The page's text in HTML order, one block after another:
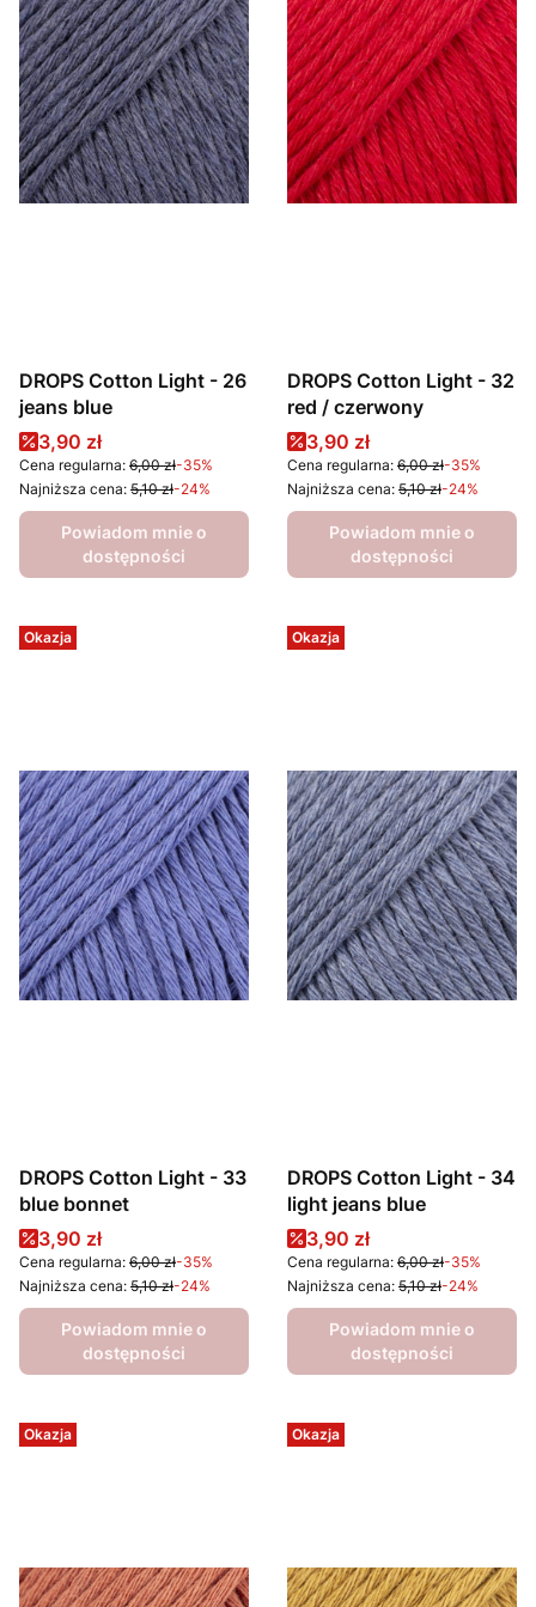
DROPS Cotton Light - 26
jeans blue
Cena promocyjna
3,90 zł
Cena regularna: 6,00 zł-35%
Najniższa cena: 5,10 zł-24%
Powiadom mnie o
dostępności
DROPS Cotton Light - 32
red / czerwony
Cena promocyjna
3,90 zł
Cena regularna: 6,00 zł-35%
Najniższa cena: 5,10 zł-24%
Powiadom mnie o
dostępności
Okazja
DROPS Cotton Light - 33
blue bonnet
Cena promocyjna
3,90 zł
Cena regularna: 6,00 zł-35%
Najniższa cena: 5,10 zł-24%
Powiadom mnie o
dostępności
Okazja
DROPS Cotton Light - 34
light jeans blue
Cena promocyjna
3,90 zł
Cena regularna: 6,00 zł-35%
Najniższa cena: 5,10 zł-24%
Powiadom mnie o
dostępności
Okazja Okazja